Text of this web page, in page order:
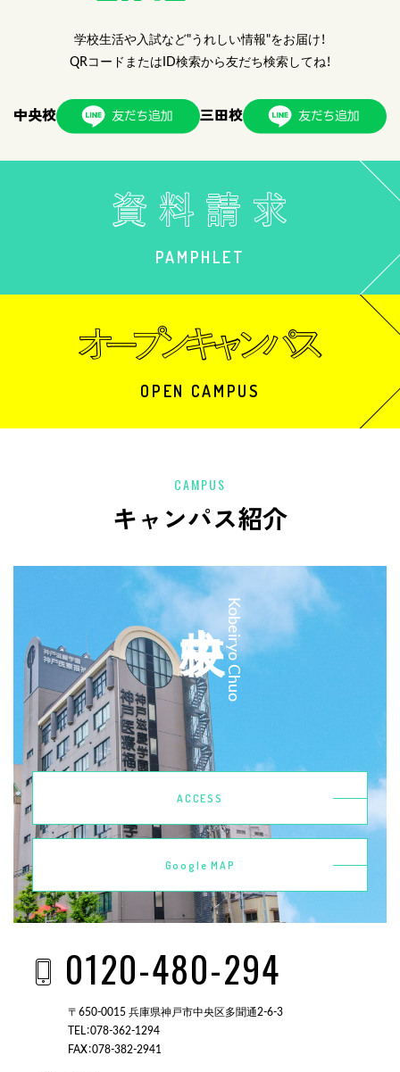
学校生活や入試など"うれしい情報"をお届け！
QRコードまたはID検索から友だち検索してね！
中央校 三田校
PAMPHLET
OPEN CAMPUS
CAMPUS
キャンパス紹介
Kobeiryo Chuo
ACCESS
Google MAP
0120-480-294
〒650-0015 兵庫県神戸市中央区多聞通2-6-3
TEL：078-362-1294
FAX：078-382-2941